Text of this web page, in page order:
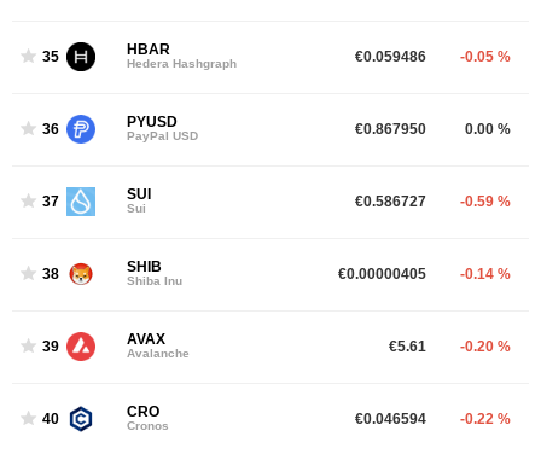
35 HBAR
Hedera Hashgraph €0.059486 -0.05 %
36 PYUSD
PayPal USD €0.867950 0.00 %
37 SUI
Sui €0.586727 -0.59 %
38 SHIB
Shiba Inu €0.00000405 -0.14 %
39 AVAX
Avalanche €5.61 -0.20 %
40 CRO
Cronos €0.046594 -0.22 %